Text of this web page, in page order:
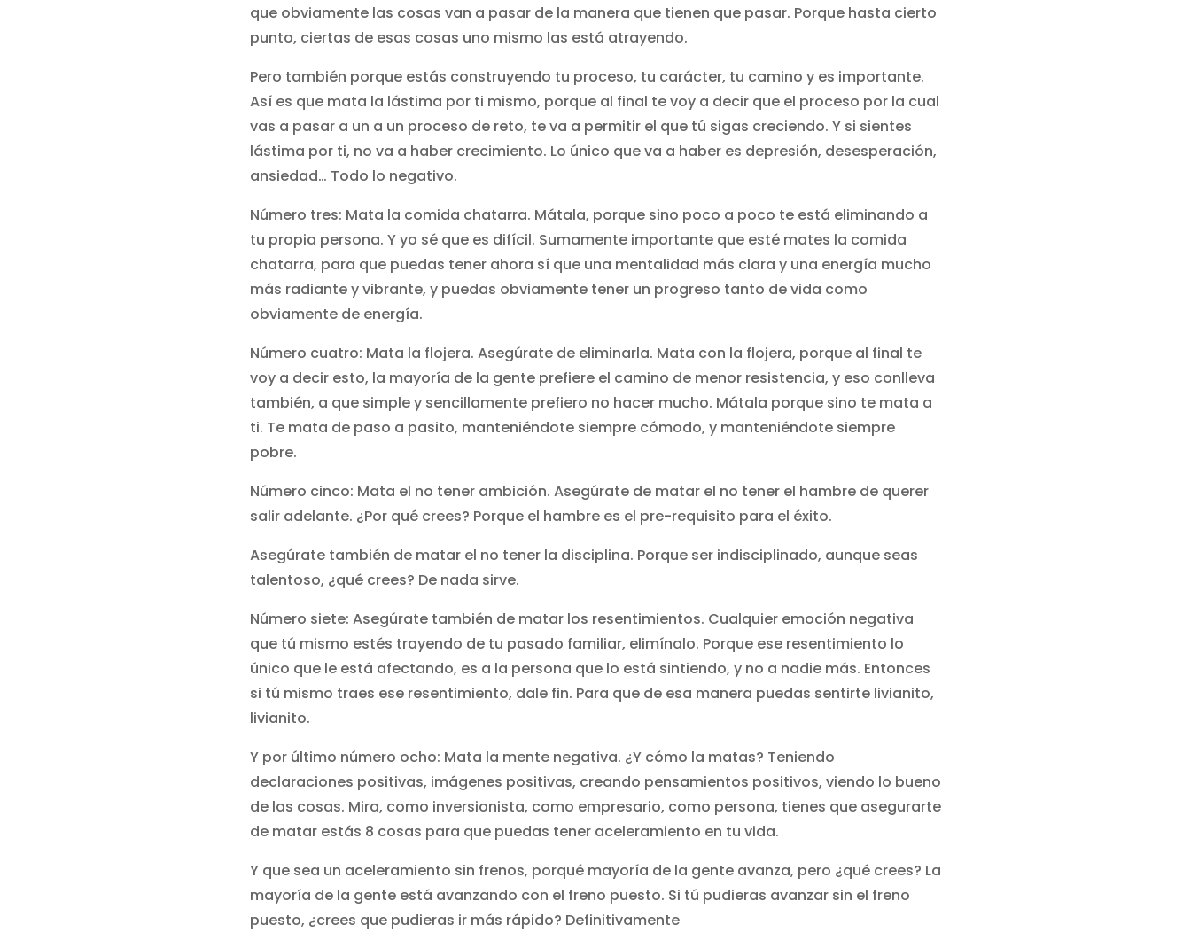
que obviamente las cosas van a pasar de la manera que tienen que pasar. Porque hasta cierto
punto, ciertas de esas cosas uno mismo las está atrayendo.
Pero también porque estás construyendo tu proceso, tu carácter, tu camino y es importante.
Así es que mata la lástima por ti mismo, porque al final te voy a decir que el proceso por la cual
vas a pasar a un a un proceso de reto, te va a permitir el que tú sigas creciendo. Y si sientes
lástima por ti, no va a haber crecimiento. Lo único que va a haber es depresión, desesperación,
ansiedad… Todo lo negativo.
Número tres: Mata la comida chatarra. Mátala, porque sino poco a poco te está eliminando a
tu propia persona. Y yo sé que es difícil. Sumamente importante que esté mates la comida
chatarra, para que puedas tener ahora sí que una mentalidad más clara y una energía mucho
más radiante y vibrante, y puedas obviamente tener un progreso tanto de vida como
obviamente de energía.
Número cuatro: Mata la flojera. Asegúrate de eliminarla. Mata con la flojera, porque al final te
voy a decir esto, la mayoría de la gente prefiere el camino de menor resistencia, y eso conlleva
también, a que simple y sencillamente prefiero no hacer mucho. Mátala porque sino te mata a
ti. Te mata de paso a pasito, manteniéndote siempre cómodo, y manteniéndote siempre
pobre.
Número cinco: Mata el no tener ambición. Asegúrate de matar el no tener el hambre de querer
salir adelante. ¿Por qué crees? Porque el hambre es el pre-requisito para el éxito.
Asegúrate también de matar el no tener la disciplina. Porque ser indisciplinado, aunque seas
talentoso, ¿qué crees? De nada sirve.
Número siete: Asegúrate también de matar los resentimientos. Cualquier emoción negativa
que tú mismo estés trayendo de tu pasado familiar, elimínalo. Porque ese resentimiento lo
único que le está afectando, es a la persona que lo está sintiendo, y no a nadie más. Entonces
si tú mismo traes ese resentimiento, dale fin. Para que de esa manera puedas sentirte livianito,
livianito.
Y por último número ocho: Mata la mente negativa. ¿Y cómo la matas? Teniendo
declaraciones positivas, imágenes positivas, creando pensamientos positivos, viendo lo bueno
de las cosas. Mira, como inversionista, como empresario, como persona, tienes que asegurarte
de matar estás 8 cosas para que puedas tener aceleramiento en tu vida.
Y que sea un aceleramiento sin frenos, porqué mayoría de la gente avanza, pero ¿qué crees? La
mayoría de la gente está avanzando con el freno puesto. Si tú pudieras avanzar sin el freno
puesto, ¿crees que pudieras ir más rápido? Definitivamente